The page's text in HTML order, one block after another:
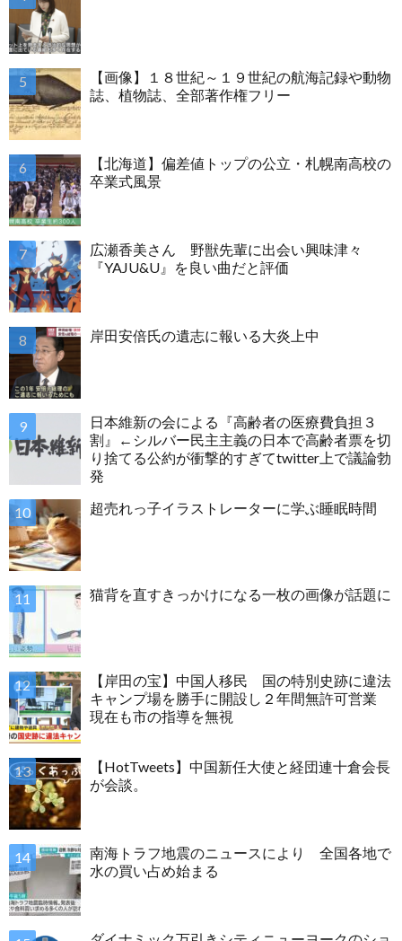
【画像】１８世紀～１９世紀の航海記録や動物
誌、植物誌、全部著作権フリー
【北海道】偏差値トップの公立・札幌南高校の
卒業式風景
広瀬香美さん 野獣先輩に出会い興味津々
『YAJU&U』を良い曲だと評価
岸田安倍氏の遺志に報いる大炎上中
日本維新の会による『高齢者の医療費負担３
割』←シルバー民主主義の日本で高齢者票を切
り捨てる公約が衝撃的すぎてtwitter上で議論勃
発
超売れっ子イラストレーターに学ぶ睡眠時間
猫背を直すきっかけになる一枚の画像が話題に
【岸田の宝】中国人移民 国の特別史跡に違法
キャンプ場を勝手に開設し２年間無許可営業
現在も市の指導を無視
【HotTweets】中国新任大使と経団連十倉会長
が会談。
南海トラフ地震のニュースにより 全国各地で
水の買い占め始まる